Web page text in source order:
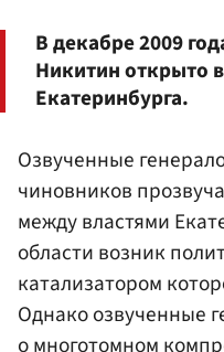
В декабре 2009
Никитин открыто
Екатеринбурга.
Озвученные
чиновников
между властями
области возник
катализатором
Однако озвученные
о многотомном